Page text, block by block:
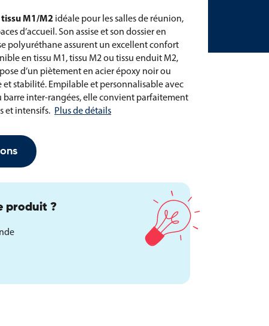
M1/M2 idéale pour les salles de réunion,
d’accueil. Son assise et son dossier en
polyuréthane assurent un excellent confort
en tissu M1, tissu M2 ou tissu enduit M2,
d’un piètement en acier époxy noir ou
stabilité. Empilable et personnalisable avec
inter-rangées, elle convient parfaitement
et intensifs. Plus de détails
produit ?